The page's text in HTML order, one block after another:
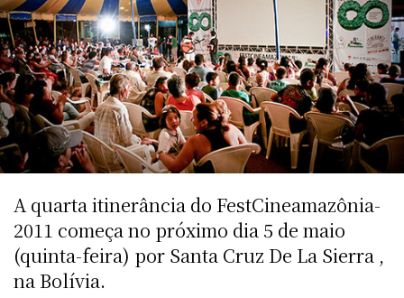
A quarta itinerância do FestCineamazônia-
2011 começa no próximo dia 5 de maio
(quinta-feira) por Santa Cruz De La Sierra ,
na Bolívia.